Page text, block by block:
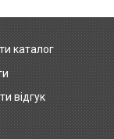
каталог
відгук